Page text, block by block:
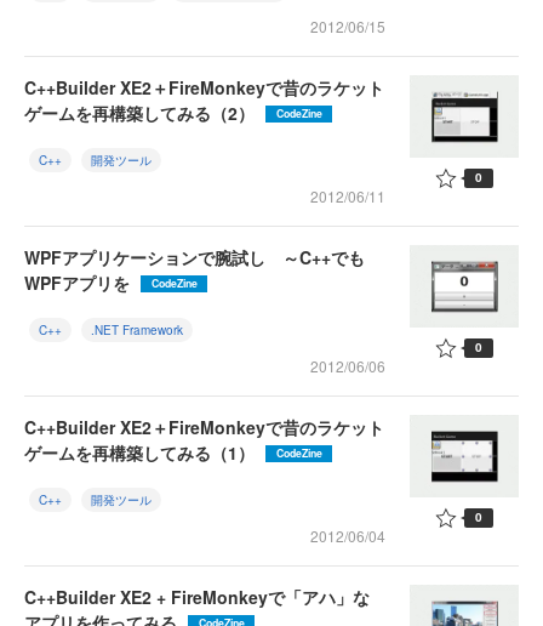
2012/06/15
C++Builder XE2＋FireMonkeyで昔のラケット
ゲームを再構築してみる（2）
CodeZine
C++ 開発ツール
2012/06/11
0
WPFアプリケーションで腕試し ～C++でも
WPFアプリを
CodeZine
C++ .NET Framework
2012/06/06
0
C++Builder XE2＋FireMonkeyで昔のラケット
ゲームを再構築してみる（1）
CodeZine
C++ 開発ツール
2012/06/04
0
C++Builder XE2 + FireMonkeyで「アハ」な